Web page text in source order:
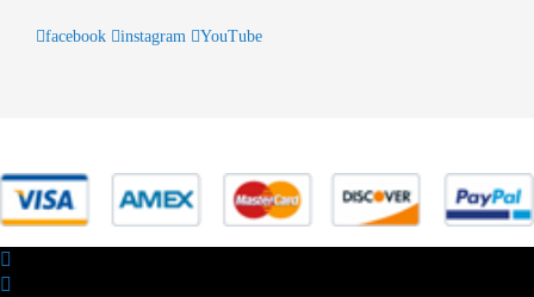
facebook instagram YouTube